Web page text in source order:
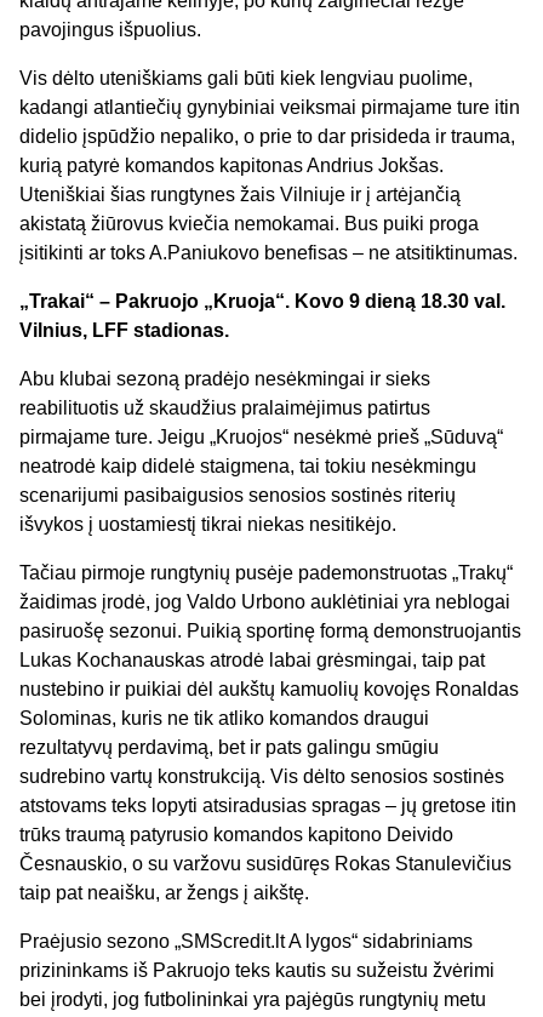
pavojingus išpuolius.
Vis dėlto uteniškiams gali būti kiek lengviau puolime,
kadangi atlantiečių gynybiniai veiksmai pirmajame ture itin
didelio įspūdžio nepaliko, o prie to dar prisideda ir trauma,
kurią patyrė komandos kapitonas Andrius Jokšas.
Uteniškiai šias rungtynes žais Vilniuje ir į artėjančią
akistatą žiūrovus kviečia nemokamai. Bus puiki proga
įsitikinti ar toks A.Paniukovo benefisas – ne atsitiktinumas.
„Trakai“ – Pakruojo „Kruoja“. Kovo 9 dieną 18.30 val.
Vilnius, LFF stadionas.
Abu klubai sezoną pradėjo nesėkmingai ir sieks
reabilituotis už skaudžius pralaimėjimus patirtus
pirmajame ture. Jeigu „Kruojos“ nesėkmė prieš „Sūduvą“
neatrodė kaip didelė staigmena, tai tokiu nesėkmingu
scenarijumi pasibaigusios senosios sostinės riterių
išvykos į uostamiestį tikrai niekas nesitikėjo.
Tačiau pirmoje rungtynių pusėje pademonstruotas „Trakų“
žaidimas įrodė, jog Valdo Urbono auklėtiniai yra neblogai
pasiruošę sezonui. Puikią sportinę formą demonstruojantis
Lukas Kochanauskas atrodė labai grėsmingai, taip pat
nustebino ir puikiai dėl aukštų kamuolių kovojęs Ronaldas
Solominas, kuris ne tik atliko komandos draugui
rezultatyvų perdavimą, bet ir pats galingu smūgiu
sudrebino vartų konstrukciją. Vis dėlto senosios sostinės
atstovams teks lopyti atsiradusias spragas – jų gretose itin
trūks traumą patyrusio komandos kapitono Deivido
Česnauskio, o su varžovu susidūręs Rokas Stanulevičius
taip pat neaišku, ar žengs į aikštę.
Praėjusio sezono „SMScredit.lt A lygos“ sidabriniams
prizininkams iš Pakruojo teks kautis su sužeistu žvėrimi
bei įrodyti, jog futbolininkai yra pajėgūs rungtynių metu